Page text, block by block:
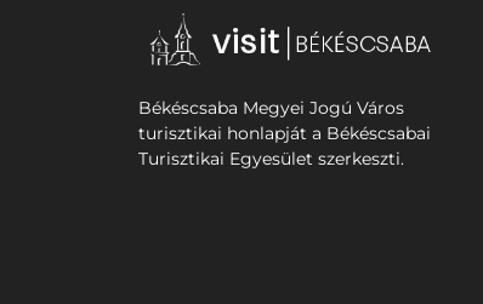
Békéscsaba Megyei Jogú Város
turisztikai honlapját a Békéscsabai
Turisztikai Egyesület szerkeszti.